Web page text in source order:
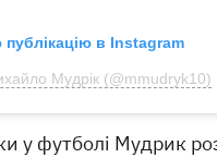
в Instagram
Мудрік (@mmudryk10)
у футболі Мудрик